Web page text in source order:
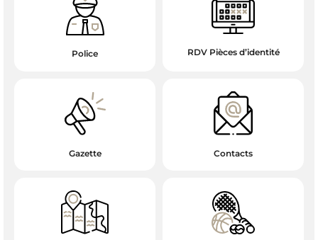
Police RDV Pièces d’identité
Gazette Contacts